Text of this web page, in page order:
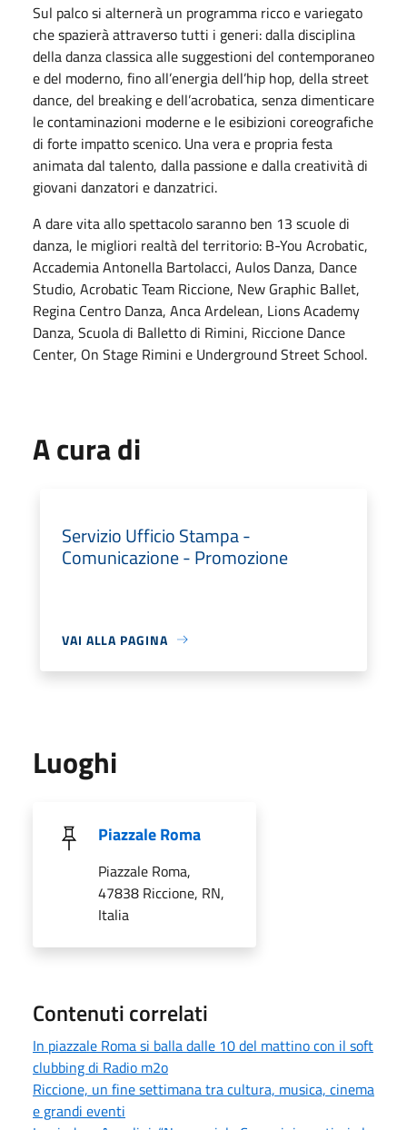
Sul palco si alternerà un programma ricco e variegato
che spazierà attraverso tutti i generi: dalla disciplina
della danza classica alle suggestioni del contemporaneo
e del moderno, fino all’energia dell’hip hop, della street
dance, del breaking e dell’acrobatica, senza dimenticare
le contaminazioni moderne e le esibizioni coreografiche
di forte impatto scenico. Una vera e propria festa
animata dal talento, dalla passione e dalla creatività di
giovani danzatori e danzatrici.
A dare vita allo spettacolo saranno ben 13 scuole di
danza, le migliori realtà del territorio: B-You Acrobatic,
Accademia Antonella Bartolacci, Aulos Danza, Dance
Studio, Acrobatic Team Riccione, New Graphic Ballet,
Regina Centro Danza, Anca Ardelean, Lions Academy
Danza, Scuola di Balletto di Rimini, Riccione Dance
Center, On Stage Rimini e Underground Street School.
A cura di
Servizio Ufficio Stampa -
Comunicazione - Promozione
VAI ALLA PAGINA
Luoghi
Piazzale Roma
Piazzale Roma,
47838 Riccione, RN,
Italia
Contenuti correlati
In piazzale Roma si balla dalle 10 del mattino con il soft
clubbing di Radio m2o
Riccione, un fine settimana tra cultura, musica, cinema
e grandi eventi